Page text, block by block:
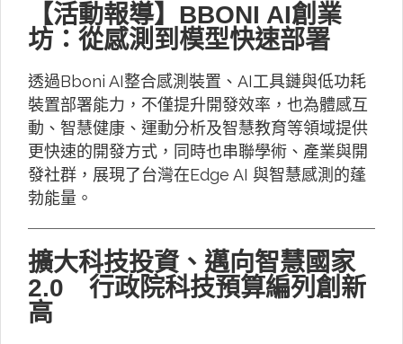
【活動報導】BBONI AI創業
坊：從感測到模型快速部署
透過Bboni AI整合感測裝置、AI工具鏈與低功耗
裝置部署能力，不僅提升開發效率，也為體感互
動、智慧健康、運動分析及智慧教育等領域提供
更快速的開發方式，同時也串聯學術、產業與開
發社群，展現了台灣在Edge AI 與智慧感測的蓬
勃能量。
擴大科技投資、邁向智慧國家
2.0 行政院科技預算編列創新
高